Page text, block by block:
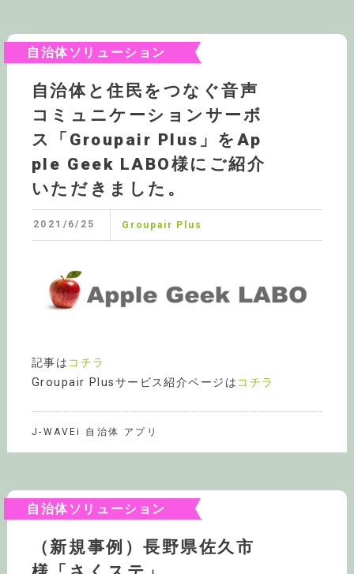
自治体ソリューション
自治体と住民をつなぐ音声
コミュニケーションサーボ
ス「Groupair Plus」をAp
ple Geek LABO様にご紹介
いただきました。
2021/6/25 Groupair Plus
記事は コチラ
Groupair Plusサービス紹介ページは コチラ
J-WAVEi 自治体 アプリ
自治体ソリューション
（新規事例）長野県佐久市